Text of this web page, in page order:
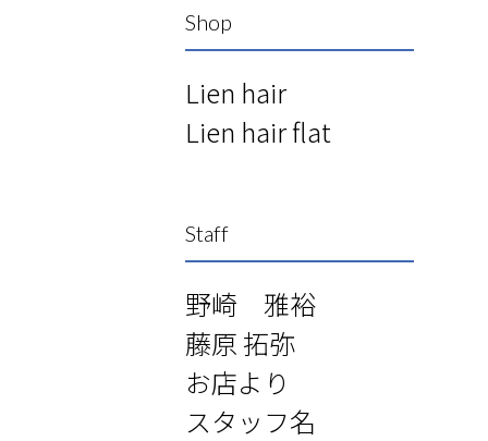
Shop
Lien hair
Lien hair flat
Staff
野崎 雅裕
藤原 拓弥
お店より
スタッフ名